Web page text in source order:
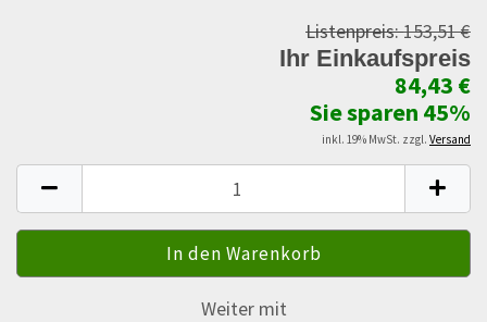
Listenpreis:153,51 €
Ihr Einkaufspreis
84,43 €
Sie sparen 45%
inkl. 19% MwSt. zzgl. Versand
Weiter mit